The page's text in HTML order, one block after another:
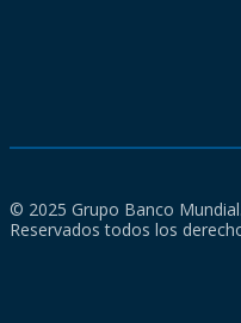
© 2025 Grupo Banco Mundial.
Reservados todos los